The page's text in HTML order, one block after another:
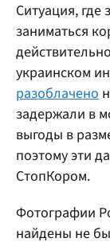
Ситуация,
заниматься
украинском
разоблачено
задержали в
выгоды в
поэтому эти
СтопКором.
Фотографии
найдены не